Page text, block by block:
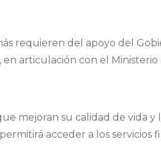
requieren del apoyo del
en articulación con el
mejoran su calidad de vida y
acceder a los servicios